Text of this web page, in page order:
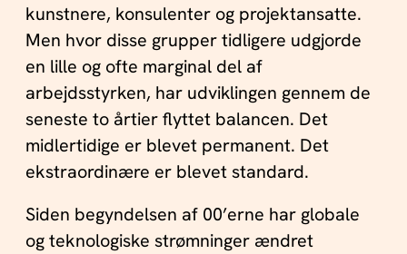
kunstnere, konsulenter og projektansatte.
Men hvor disse grupper tidligere udgjorde
en lille og ofte marginal del af
arbejdsstyrken, har udviklingen gennem de
seneste to årtier flyttet balancen. Det
midlertidige er blevet permanent. Det
ekstraordinære er blevet standard.
Siden begyndelsen af 00’erne har globale
og teknologiske strømninger ændret